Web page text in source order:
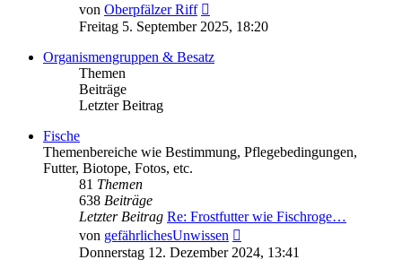
von Oberpfälzer Riff
Beitrag
Freitag 5. September 2025, 18:20
Organismengruppen & Besatz
Themen
Beiträge
Letzter Beitrag
Fische
Themenbereiche wie Bestimmung, Pflegebedingungen,
Futter, Biotope, Fotos, etc.
81 Themen
638 Beiträge
Letzter Beitrag Re: Frostfutter wie Fischroge…
von gefährlichesUnwissen
Beitrag
Donnerstag 12. Dezember 2024, 13:41